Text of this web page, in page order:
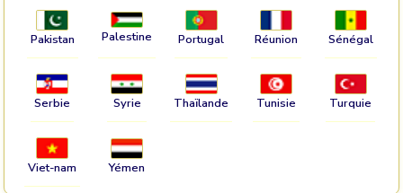
Pakistan Palestine Portugal Réunion Sénégal
Serbie Syrie Thaïlande Tunisie Turquie
Viet-nam Yémen